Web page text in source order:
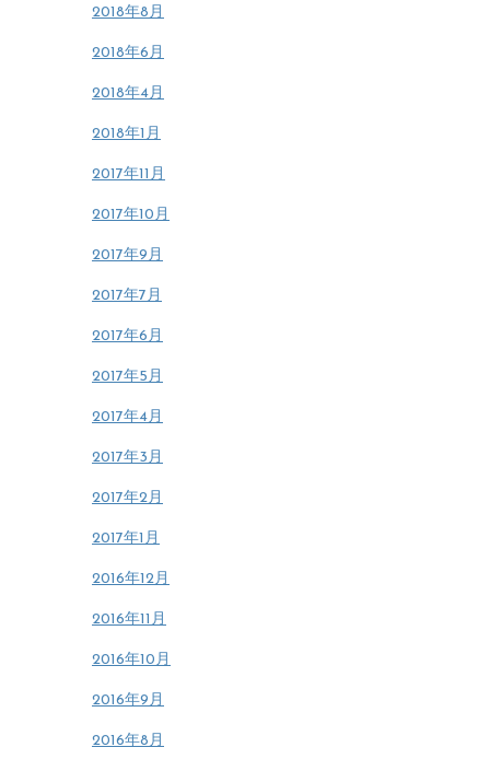
2018年8月
2018年6月
2018年4月
2018年1月
2017年11月
2017年10月
2017年9月
2017年7月
2017年6月
2017年5月
2017年4月
2017年3月
2017年2月
2017年1月
2016年12月
2016年11月
2016年10月
2016年9月
2016年8月